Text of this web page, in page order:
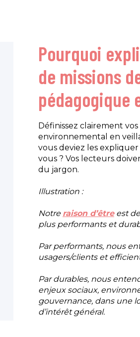
Pourquoi
de missions
pédagogique
Définissez clairement
environnemental en
vous deviez les
vous ? Vos lecteurs
du jargon.
Illustration :
Notre raison d’être est
plus performants et
Par performants, nous
usagers/clients et
Par durables, nous
enjeux sociaux,
gouvernance, dans une
d’intérêt général.